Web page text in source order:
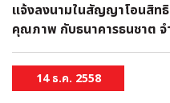
แจ้งลงนามในสัญญาโอนสิท
คุณภาพ กับธนาคารธนชาต
14 ธ.ค. 2558